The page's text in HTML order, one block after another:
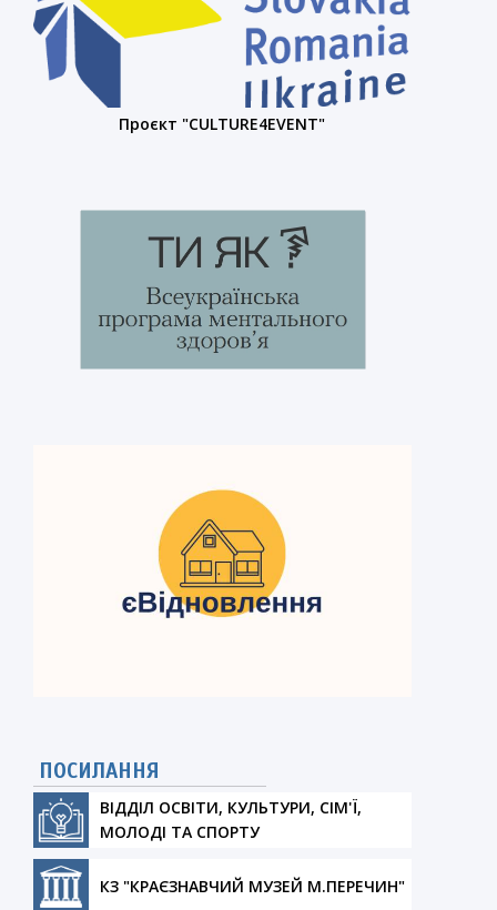
Проєкт "CULTURE4EVENT"
ПОСИЛАННЯ
ВІДДІЛ ОСВІТИ, КУЛЬТУРИ, СІМ'Ї,
МОЛОДІ ТА СПОРТУ
КЗ "КРАЄЗНАВЧИЙ МУЗЕЙ М.ПЕРЕЧИН"